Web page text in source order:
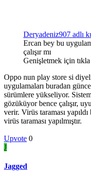
Deryadeniz907 adlı
Ercan bey bu
çalışır mı
Genişletmek için
Oppo nun play store si
uygulamaları buradan
sürümlere yükseliyor.
gözüküyor bence çalışır,
verir. Virüs taraması
virüs taraması yapılmıştır.
Upvote 0
J
Jagged